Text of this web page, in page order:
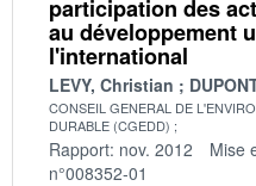
participation des
au développement
l'international
LEVY, Christian
CONSEIL GENERAL DE
DURABLE (CGEDD)
Rapport: nov. 2012 Mise
n°008352-01